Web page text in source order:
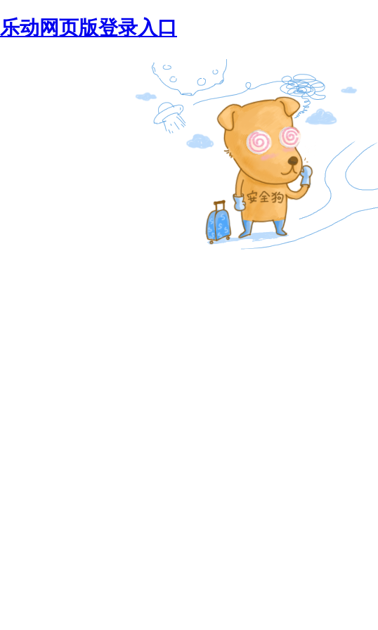
乐动网页版登录入口